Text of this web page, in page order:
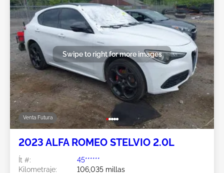
Venta Futura
Swipe to right for more images
2023 ALFA ROMEO STELVIO 2.0L
Ít #:
45******
Kilometraje:
106,035 millas